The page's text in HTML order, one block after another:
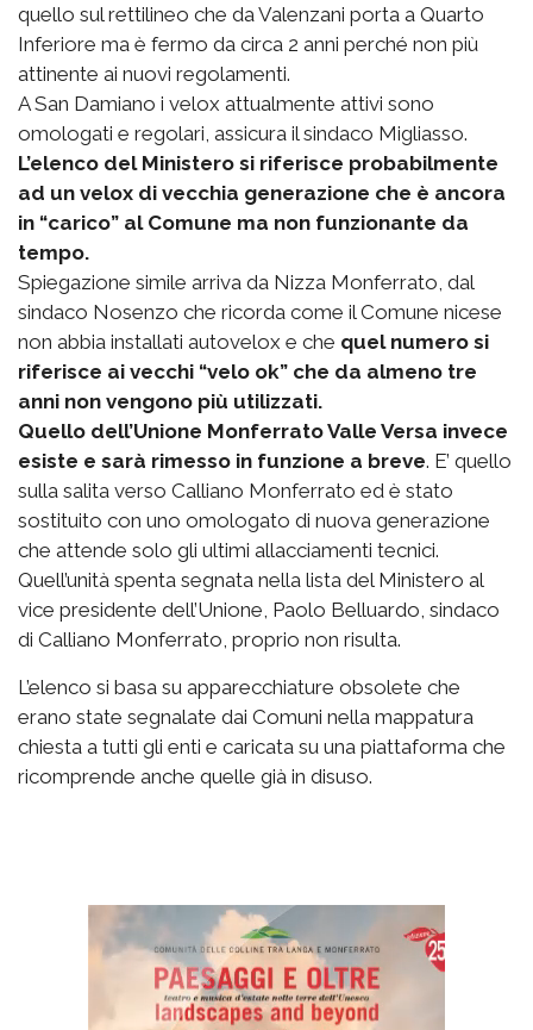
quello sul rettilineo che da Valenzani porta a Quarto
Inferiore ma è fermo da circa 2 anni perché non più
attinente ai nuovi regolamenti.
A San Damiano i velox attualmente attivi sono
omologati e regolari, assicura il sindaco Migliasso.
L’elenco del Ministero si riferisce probabilmente
ad un velox di vecchia generazione che è ancora
in “carico” al Comune ma non funzionante da
tempo.
Spiegazione simile arriva da Nizza Monferrato, dal
sindaco Nosenzo che ricorda come il Comune nicese
non abbia installati autovelox e che quel numero si
riferisce ai vecchi “velo ok” che da almeno tre
anni non vengono più utilizzati.
Quello dell’Unione Monferrato Valle Versa invece
esiste e sarà rimesso in funzione a breve. E’ quello
sulla salita verso Calliano Monferrato ed è stato
sostituito con uno omologato di nuova generazione
che attende solo gli ultimi allacciamenti tecnici.
Quell’unità spenta segnata nella lista del Ministero al
vice presidente dell’Unione, Paolo Belluardo, sindaco
di Calliano Monferrato, proprio non risulta.
L’elenco si basa su apparecchiature obsolete che
erano state segnalate dai Comuni nella mappatura
chiesta a tutti gli enti e caricata su una piattaforma che
ricomprende anche quelle già in disuso.